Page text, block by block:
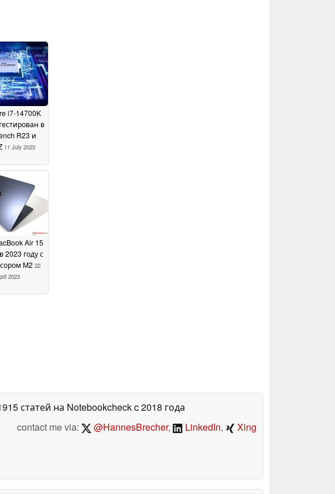
i7-14700K
в
R23 и
11 July 2023
Air 15
2023 году с
M2 22
2023
статей на Notebookcheckc 2018 года
contact me via:
@HannesBrecher, LinkedIn, Xing